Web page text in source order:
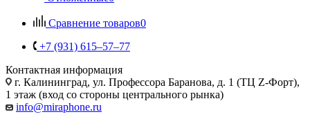
Сравнение товаров0
+7 (931) 615‒57‒77
Контактная информация
г. Калининград, ул. Профессора Баранова, д. 1 (ТЦ Z-Форт),
1 этаж (вход со стороны центрального рынка)
info@miraphone.ru